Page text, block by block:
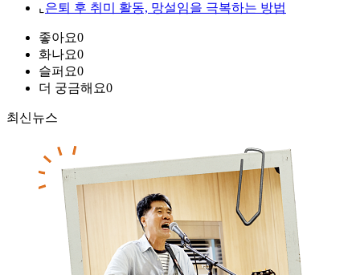
⌞ 은퇴 후 취미 활동, 망설임을 극복하는 방법
좋아요0
화나요0
슬퍼요0
더 궁금해요0
최신뉴스